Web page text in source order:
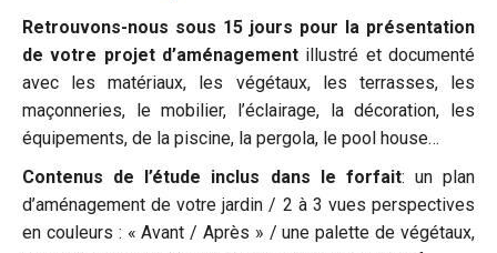
Retrouvons-nous sous 15 jours pour la présentation
de votre projet d’aménagement illustré et documenté
avec les matériaux, les végétaux, les terrasses, les
maçonneries, le mobilier, l’éclairage, la décoration, les
équipements, de la piscine, la pergola, le pool house…
Contenus de l’étude inclus dans le forfait: un plan
d’aménagement de votre jardin / 2 à 3 vues perspectives
en couleurs : « Avant / Après » / une palette de végétaux,